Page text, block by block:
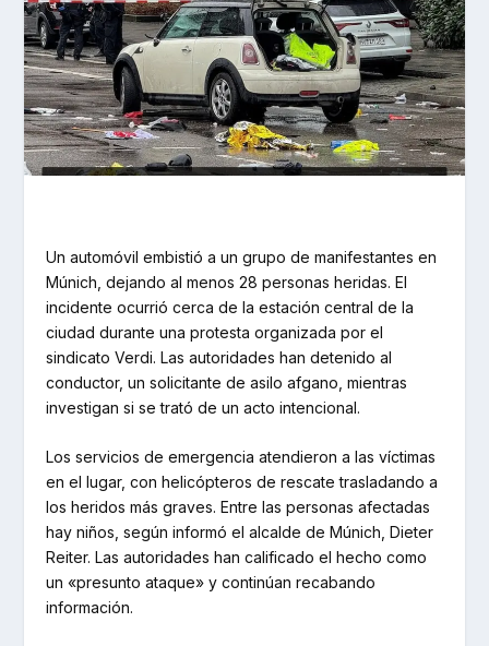
Un automóvil embistió a un grupo de manifestantes en
Múnich, dejando al menos 28 personas heridas. El
incidente ocurrió cerca de la estación central de la
ciudad durante una protesta organizada por el
sindicato Verdi. Las autoridades han detenido al
conductor, un solicitante de asilo afgano, mientras
investigan si se trató de un acto intencional.
Los servicios de emergencia atendieron a las víctimas
en el lugar, con helicópteros de rescate trasladando a
los heridos más graves. Entre las personas afectadas
hay niños, según informó el alcalde de Múnich, Dieter
Reiter. Las autoridades han calificado el hecho como
un «presunto ataque» y continúan recabando
información.